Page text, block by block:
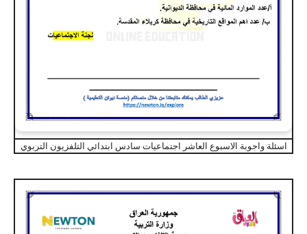
اسئلة واجوبة الاسبوع العاشر اجتماعيات سادس ابتدائي التلفزيون التربوي